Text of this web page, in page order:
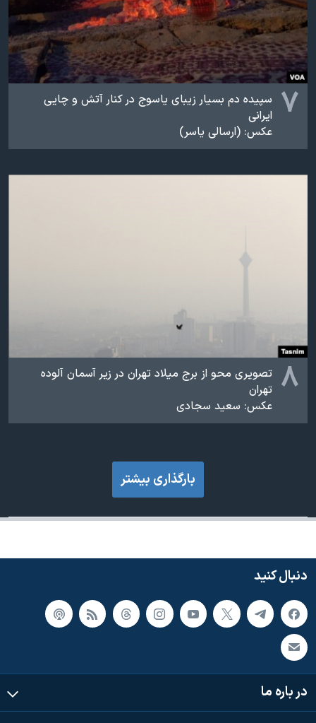
۷ سپیده دم بسیار زیبای یاسوج در کنار آتش و چایی
ایرانی
عکس: (ارسالی یاسر)
۸ تصویری محو از برج میلاد تهران در زیر آسمان آلوده
تهران
عکس: سعید سجادی
بارگذاری بیشتر
دنبال کنید
در باره ما